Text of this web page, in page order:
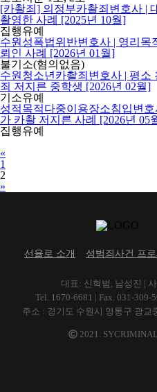
[카촬죄] 의정부카촬죄변호사 |
촬영한 사례 [2025년 10월]
집행유예
수원성폭법위반변호사 | 영리목
뢰인 사례 [2026년 01월]
불기소(혐의없음)
수원청소년카촬죄변호사 | 평
죄 저지른 중학생 [2026년 02월]
기소유예
성적목적다중이용장소침입변
가 카촬 저지른 사례 [2026년 05
집행유예
«
1
2
»
선율로 소개 성범죄사건 프
대표: 신혁범, 남성진 |
Tel. 1670-6681 | Fax. 031-309-
주소 : 경기도 수원시 영통구 광교
2021.